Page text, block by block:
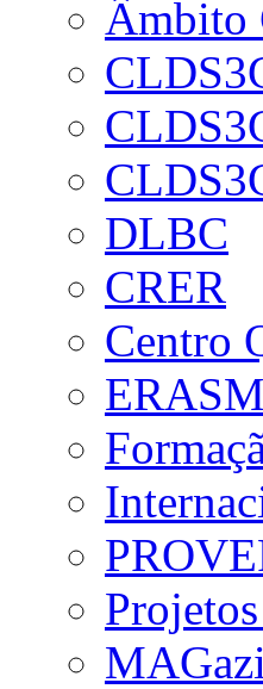
Âmbito
DLBC
CRER
Centro